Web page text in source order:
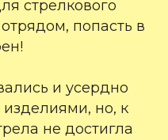
стрелкового
попасть в
и усердно
но, к
не достигла